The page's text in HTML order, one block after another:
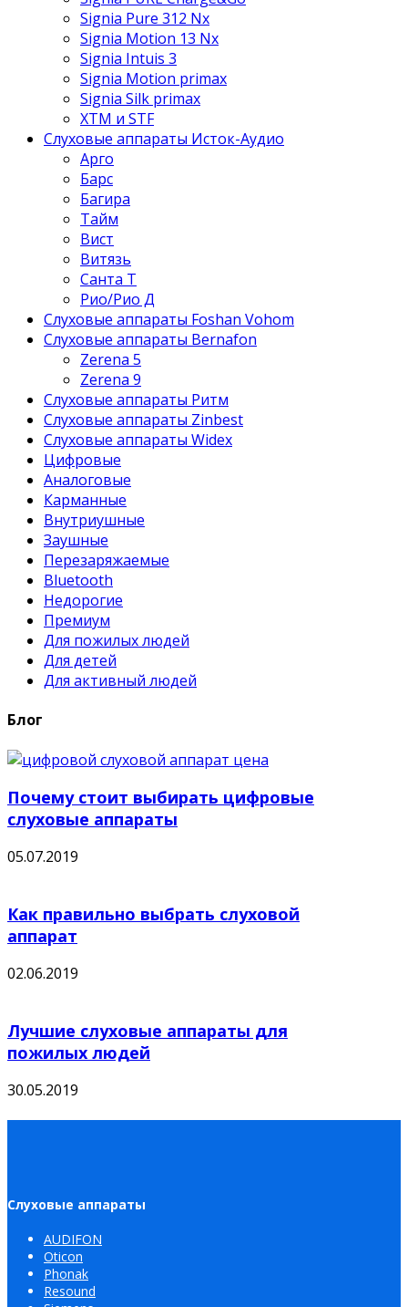
Signia Pure 312 Nx
Signia Motion 13 Nx
Signia Intuis 3
Signia Motion primax
Signia Silk primax
XTM и STF
Слуховые аппараты Исток-Аудио
Арго
Барс
Багира
Тайм
Вист
Витязь
Санта Т
Рио/Рио Д
Слуховые аппараты Foshan Vohom
Слуховые аппараты Bernafon
Zerena 5
Zerena 9
Слуховые аппараты Ритм
Слуховые аппараты Zinbest
Слуховые аппараты Widex
Цифровые
Аналоговые
Карманные
Внутриушные
Заушные
Перезаряжаемые
Bluetooth
Недорогие
Премиум
Для пожилых людей
Для детей
Для активный людей
Блог
Почему стоит выбирать цифровые
слуховые аппараты
05.07.2019
Как правильно выбрать слуховой
аппарат
02.06.2019
Лучшие слуховые аппараты для
пожилых людей
30.05.2019
Слуховые аппараты
AUDIFON
Oticon
Phonak
Resound